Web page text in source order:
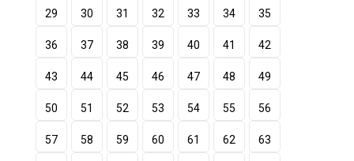
29 30 31 32 33 34 35
36 37 38 39 40 41 42
43 44 45 46 47 48 49
50 51 52 53 54 55 56
57 58 59 60 61 62 63